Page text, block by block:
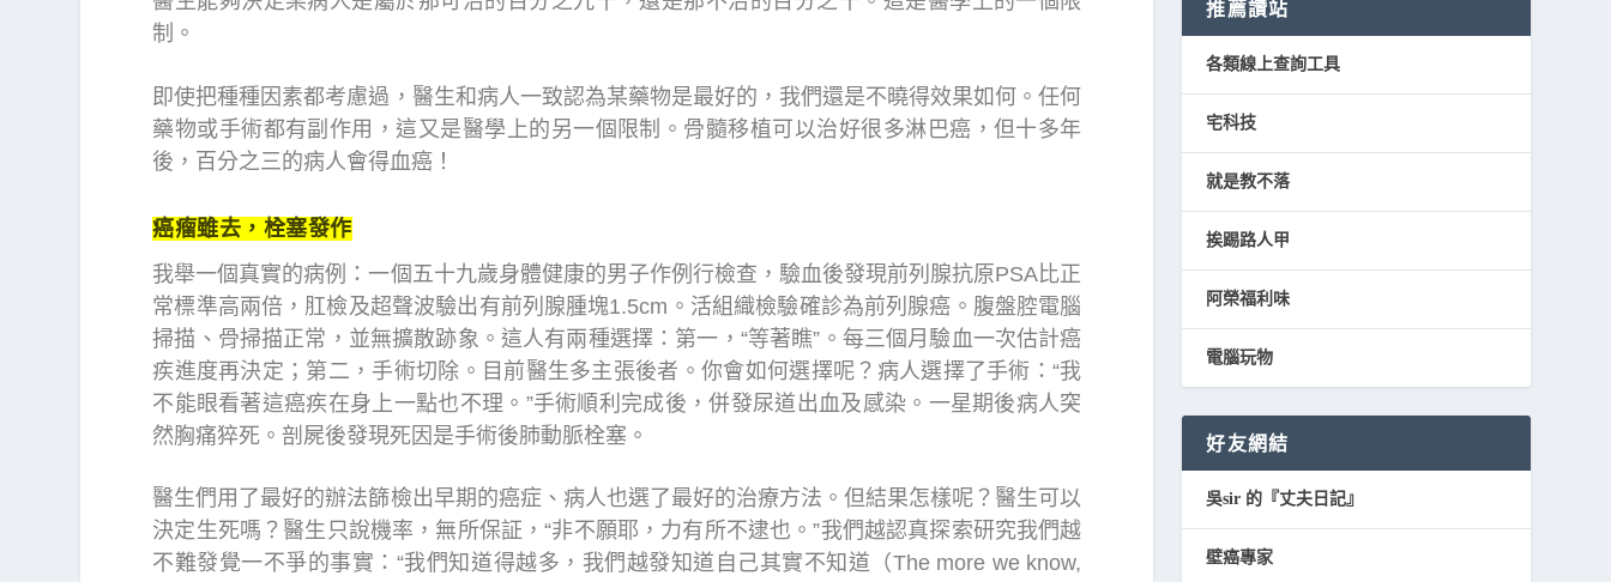
制。
即使把種種因素都考慮過，醫生和病人一致認為某藥物是最好的，我們還是不曉得效果如何。任何
藥物或手術都有副作用，這又是醫學上的另一個限制。骨髓移植可以治好很多淋巴癌，但十多年
後，百分之三的病人會得血癌！
癌瘤雖去，栓塞發作
我舉一個真實的病例：一個五十九歲身體健康的男子作例行檢查，驗血後發現前列腺抗原PSA比正
常標準高兩倍，肛檢及超聲波驗出有前列腺腫塊1.5cm。活組織檢驗確診為前列腺癌。腹盤腔電腦
掃描、骨掃描正常，並無擴散跡象。這人有兩種選擇：第一，“等著瞧”。每三個月驗血一次估計癌
疾進度再決定；第二，手術切除。目前醫生多主張後者。你會如何選擇呢？病人選擇了手術：“我
不能眼看著這癌疾在身上一點也不理。”手術順利完成後，併發尿道出血及感染。一星期後病人突
然胸痛猝死。剖屍後發現死因是手術後肺動脈栓塞。
醫生們用了最好的辦法篩檢出早期的癌症、病人也選了最好的治療方法。但結果怎樣呢？醫生可以
決定生死嗎？醫生只說機率，無所保証，“非不願耶，力有所不逮也。”我們越認真探索研究我們越
不難發覺一不爭的事實：“我們知道得越多，我們越發知道自己其實不知道（The more we know,
推薦讚站
各類線上查詢工具
宅科技
就是教不落
挨踢路人甲
阿榮福利味
電腦玩物
好友網結
吳sir 的『丈夫日記』
壁癌專家